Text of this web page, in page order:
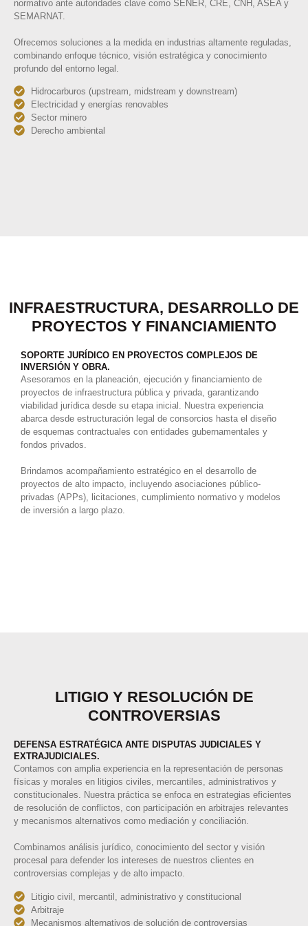
normativo ante autoridades clave como SENER, CRE, CNH, ASEA y
SEMARNAT.
Ofrecemos soluciones a la medida en industrias altamente reguladas,
combinando enfoque técnico, visión estratégica y conocimiento
profundo del entorno legal.
Hidrocarburos (upstream, midstream y downstream)
Electricidad y energías renovables
Sector minero
Derecho ambiental
INFRAESTRUCTURA, DESARROLLO DE
PROYECTOS Y FINANCIAMIENTO
SOPORTE JURÍDICO EN PROYECTOS COMPLEJOS DE
INVERSIÓN Y OBRA.
Asesoramos en la planeación, ejecución y financiamiento de
proyectos de infraestructura pública y privada, garantizando
viabilidad jurídica desde su etapa inicial. Nuestra experiencia
abarca desde estructuración legal de consorcios hasta el diseño
de esquemas contractuales con entidades gubernamentales y
fondos privados.
Brindamos acompañamiento estratégico en el desarrollo de
proyectos de alto impacto, incluyendo asociaciones público-
privadas (APPs), licitaciones, cumplimiento normativo y modelos
de inversión a largo plazo.
LITIGIO Y RESOLUCIÓN DE
CONTROVERSIAS
DEFENSA ESTRATÉGICA ANTE DISPUTAS JUDICIALES Y
EXTRAJUDICIALES.
Contamos con amplia experiencia en la representación de personas
físicas y morales en litigios civiles, mercantiles, administrativos y
constitucionales. Nuestra práctica se enfoca en estrategias eficientes
de resolución de conflictos, con participación en arbitrajes relevantes
y mecanismos alternativos como mediación y conciliación.
Combinamos análisis jurídico, conocimiento del sector y visión
procesal para defender los intereses de nuestros clientes en
controversias complejas y de alto impacto.
Litigio civil, mercantil, administrativo y constitucional
Arbitraje
Mecanismos alternativos de solución de controversias